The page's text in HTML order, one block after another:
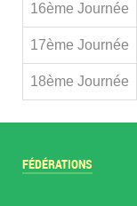
16ème Journée
17ème Journée
18ème Journée
FÉDÉRATIONS